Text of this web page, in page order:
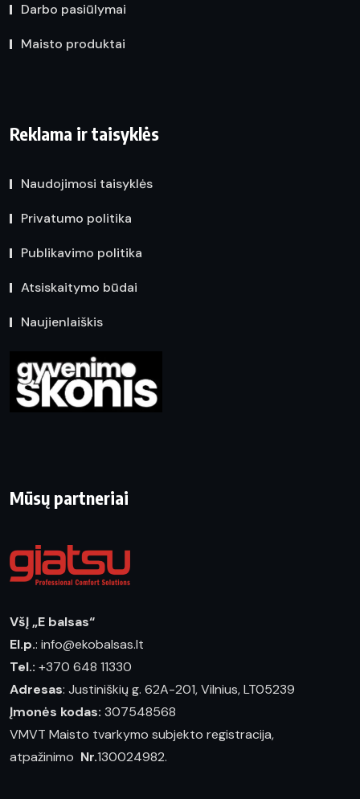
Darbo pasiūlymai
Maisto produktai
Reklama ir taisyklės
Naudojimosi taisyklės
Privatumo politika
Publikavimo politika
Atsiskaitymo būdai
Naujienlaiškis
Mūsų partneriai
VšĮ „E balsas“
El.p.: info@ekobalsas.lt
Tel.: +370 648 11330
Adresas: Justiniškių g. 62A-201, Vilnius, LT05239
Įmonės kodas: 307548568
VMVT Maisto tvarkymo subjekto registracija,
atpažinimo Nr.130024982.